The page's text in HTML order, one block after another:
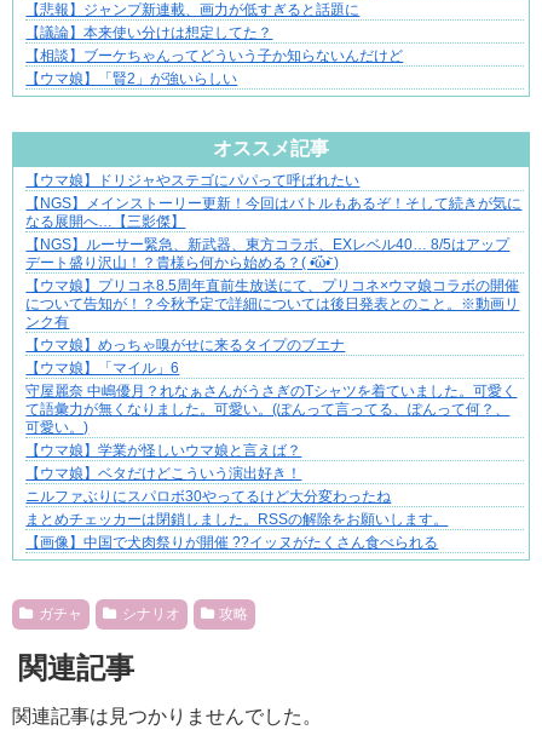
【悲報】ジャンプ新連載、画力が低すぎると話題に
【議論】本来使い分けは想定してた？
【相談】ブーケちゃんってどういう子か知らないんだけど
【ウマ娘】「賢2」が強いらしい
オススメ記事
【マンガ】バラシ屋トシヤの漫画セレクション
【ウマ娘】ドリジャやステゴにパパって呼ばれたい
【NGS】メインストーリー更新！今回はバトルもあるぞ！そして続きが気に
なる展開へ…【三影傑】
【NGS】ルーサー緊急、新武器、東方コラボ、EXレベル40… 8/5はアップ
デート盛り沢山！？貴様ら何から始める？( •᷄ὤ•᷅ )
【ウマ娘】プリコネ8.5周年直前生放送にて、プリコネ×ウマ娘コラボの開催
について告知が！？今秋予定で詳細については後日発表とのこと。※動画リ
ンク有
【ウマ娘】めっちゃ嗅がせに来るタイプのブエナ
【ウマ娘】「マイル」6
守屋麗奈 中嶋優月？れなぁさんがうさぎのTシャツを着ていました。可愛く
て語彙力が無くなりました。可愛い。(ぽんって言ってる、ぽんって何？、
可愛い。)⁡
【ウマ娘】学業が怪しいウマ娘と言えば？
【ウマ娘】ベタだけどこういう演出好き！
ニルファぶりにスパロボ30やってるけど大分変わったね
まとめチェッカーは閉鎖しました。RSSの解除をお願いします。
【画像】中国で犬肉祭りが開催 ??イッヌがたくさん食べられる
ガチャ シナリオ 攻略
関連記事
関連記事は見つかりませんでした。